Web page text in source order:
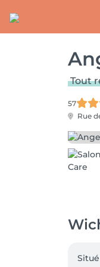
Tout
57
Rue